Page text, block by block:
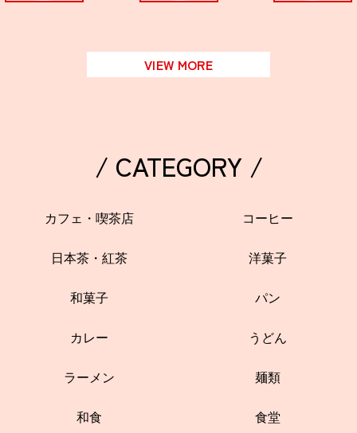
VIEW MORE
/ CATEGORY /
カフェ・喫茶店 コーヒー
日本茶・紅茶 洋菓子
和菓子 パン
カレー うどん
ラーメン 麺類
和食 食堂